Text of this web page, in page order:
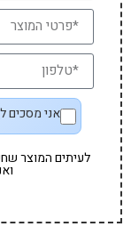
אני מסכים ל
לעיתים המוצר